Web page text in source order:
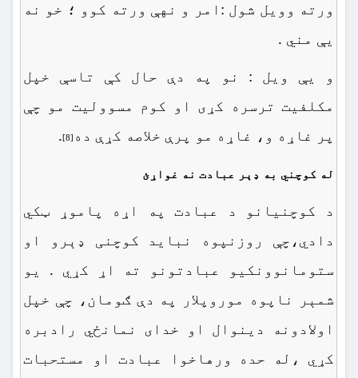
ورته وویل شول :امر و نهې ورته کوو ؛ خو نه
یې مني .
و یې ویل : نو په دې حال کې تاسې خپل
مکلفیت ترسره کړی او کوم مسوولیت مو چې
پر غاړه و، غاړه مو پرې خلاصه کړې ده [8]
.
له کوچني به ډېر عبادت نه غواړئ
د کوچنیانو د عبادت په اړه پاموړ ټکي
دادي،چې روزنپوه نباید کوچنی ډېرو او
ستومانوونکیو عبادتونو ته اړ کړي . یو
شمېر ناپوه موروپلار په دې ګومان، چې خپل
اولادونه دینوال او خدای نمانځي رادبره
کړي ،له حده ورهاخوا عبادت او مستحبات